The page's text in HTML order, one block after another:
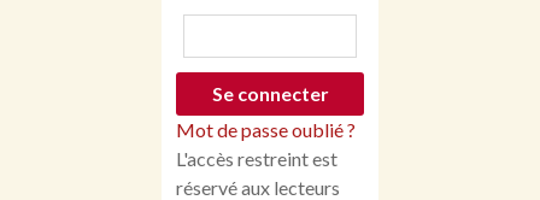
Mot de passe oublié ?
L'accès restreint est
réservé aux lecteurs